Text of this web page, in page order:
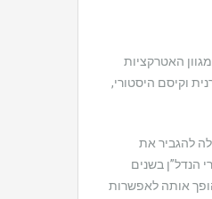
האטרקציות
וקיסם היסטורי,
להגביר את
הנדל”ן בשנים
אותה לאפשרות